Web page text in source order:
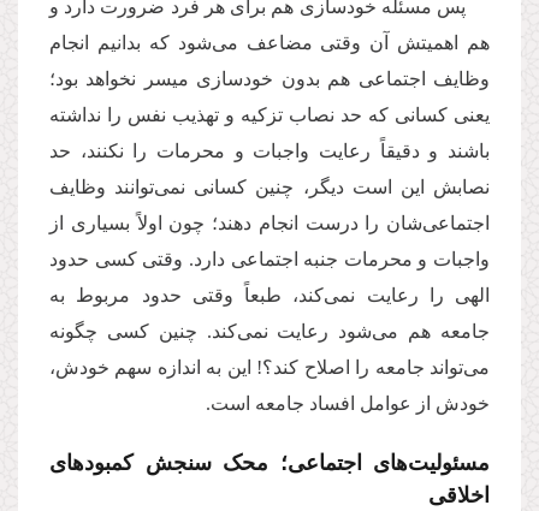
پس مسئله‌ خودسازی هم برای هر فرد ضرورت دارد و
هم اهمیتش آن وقتی مضاعف می‌شود که بدانیم انجام
وظایف اجتماعی هم بدون خودسازی میسر نخواهد بود؛
یعنی کسانی که حد نصاب تزکیه و تهذیب نفس را نداشته
باشند و دقیقاً رعایت واجبات و محرمات را نکنند، حد
نصابش این است دیگر، چنین کسانی نمی‌توانند وظایف
اجتماعی‌شان را درست انجام دهند؛ چون اولاً بسیاری از
واجبات و محرمات جنبه‌ اجتماعی دارد. وقتی کسی حدود
الهی را رعایت نمی‌کند، طبعاً وقتی حدود مربوط به
جامعه هم می‌شود رعایت نمی‌کند. چنین کسی چگونه
می‌تواند جامعه را اصلاح کند؟! این به اندازه‌ سهم خودش،
خودش از عوامل افساد جامعه است.
مسئولیت‌های اجتماعی؛ محک سنجش کمبودهای
اخلاقی